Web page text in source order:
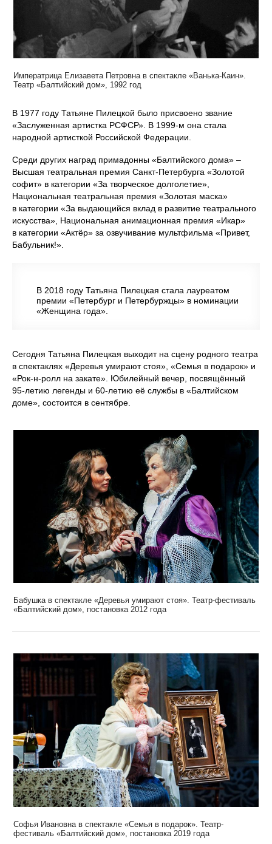
Императрица Елизавета Петровна в спектакле «Ванька-Каин».
Театр «Балтийский дом», 1992 год
В 1977 году Татьяне Пилецкой было присвоено звание
«Заслуженная артистка РСФСР». В 1999‑м она стала
народной артисткой Российской Федерации.
Среди других наград примадонны «Балтийского дома» –
Высшая театральная премия Санкт-Петербурга «Золотой
софит» в категории «За творческое долголетие»,
Национальная театральная премия «Золотая маска»
в категории «За выдающийся вклад в развитие театрального
искусства», Национальная анимационная премия «Икар»
в категории «Актёр» за озвучивание мультфильма «Привет,
Бабульник!».
В 2018 году Татьяна Пилецкая стала лауреатом
премии «Петербург и Петербуржцы» в номинации
«Женщина года».
Сегодня Татьяна Пилецкая выходит на сцену родного театра
в спектаклях «Деревья умирают стоя», «Семья в подарок» и
«Рок‑н‑ролл на закате». Юбилейный вечер, посвящённый
95‑летию легенды и 60‑летию её службы в «Балтийском
доме», состоится в сентябре.
Бабушка в спектакле «Деревья умирают стоя». Театр-фестиваль
«Балтийский дом», постановка 2012 года
Софья Ивановна в спектакле «Семья в подарок». Театр-
фестиваль «Балтийский дом», постановка 2019 года